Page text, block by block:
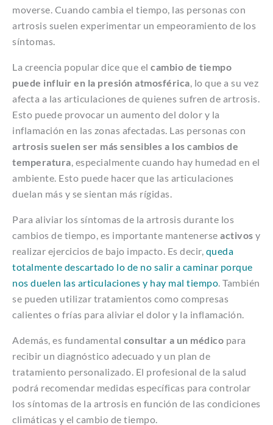
moverse. Cuando cambia el tiempo, las personas con
artrosis suelen experimentar un empeoramiento de los
síntomas.
La creencia popular dice que el cambio de tiempo
puede influir en la presión atmosférica , lo que a su vez
afecta a las articulaciones de quienes sufren de artrosis.
Esto puede provocar un aumento del dolor y la
inflamación en las zonas afectadas. Las personas con
artrosis suelen ser más sensibles a los cambios de
temperatura , especialmente cuando hay humedad en el
ambiente. Esto puede hacer que las articulaciones
duelan más y se sientan más rígidas.
Para aliviar los síntomas de la artrosis durante los
cambios de tiempo, es importante mantenerse activos y
realizar ejercicios de bajo impacto. Es decir, queda
totalmente descartado lo de no salir a caminar porque
nos duelen las articulaciones y hay mal tiempo . También
se pueden utilizar tratamientos como compresas
calientes o frías para aliviar el dolor y la inflamación.
Además, es fundamental consultar a un médico para
recibir un diagnóstico adecuado y un plan de
tratamiento personalizado. El profesional de la salud
podrá recomendar medidas específicas para controlar
los síntomas de la artrosis en función de las condiciones
climáticas y el cambio de tiempo.